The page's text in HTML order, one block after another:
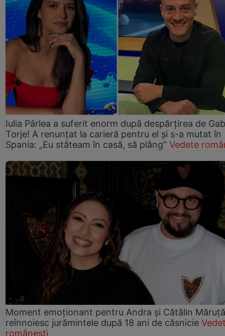
Iulia Pârlea a suferit enorm după despărțirea de
Torje! A renunțat la carieră pentru el și s-a mutat în
Spania: „Eu stăteam în casă, să plâng” Vedete
Moment emoționant pentru Andra și Cătălin
reînnoiesc jurămintele după 18 ani de căsnicie
românești